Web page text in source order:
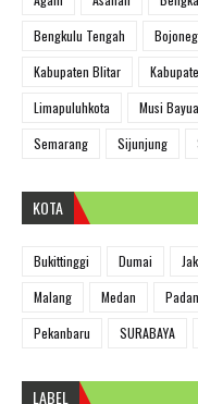
Bengkulu Tengah
Kabupaten Blitar
Limapuluhkota
Musi
Semarang
Sijunjung
KOTA
Bukittinggi Dumai
Malang
Medan
Pekanbaru
SURABAYA
LABEL